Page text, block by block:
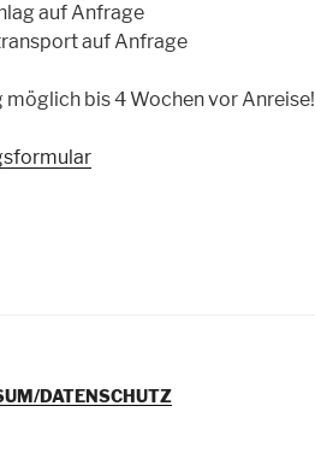
auf Anfrage
auf Anfrage
möglich bis 4 Wochen vor Anreise!
DATENSCHUTZ